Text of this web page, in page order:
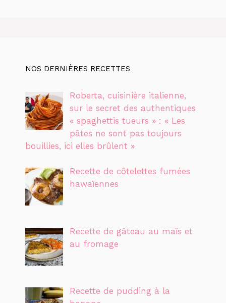
NOS DERNIÈRES RECETTES
Roberta, cuisinière italienne,
sur le secret des authentiques
« spaghettis tueurs » : « Les
pâtes ne sont pas toujours
bouillies, ici elles brûlent »
Recette de côtelettes fumées
hawaïennes
Recette de gâteau au maïs et
au fromage
Recette de pudding à la